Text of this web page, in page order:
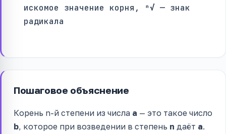
искомое значение корня, ⁿ√ — знак
радикала
Пошаговое объяснение
Корень n-й степени из числа a — это такое число
b, которое при возведении в степень n даёт a.